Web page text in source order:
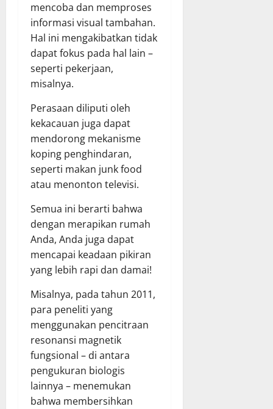
mencoba dan memproses
informasi visual tambahan.
Hal ini mengakibatkan tidak
dapat fokus pada hal lain –
seperti pekerjaan,
misalnya.
Perasaan diliputi oleh
kekacauan juga dapat
mendorong mekanisme
koping penghindaran,
seperti makan junk food
atau menonton televisi.
Semua ini berarti bahwa
dengan merapikan rumah
Anda, Anda juga dapat
mencapai keadaan pikiran
yang lebih rapi dan damai!
Misalnya, pada tahun 2011,
para peneliti yang
menggunakan pencitraan
resonansi magnetik
fungsional – di antara
pengukuran biologis
lainnya – menemukan
bahwa membersihkan